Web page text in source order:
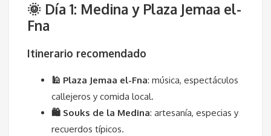
🌞 Día 1: Medina y Plaza Jemaa el-
Fna
Itinerario recomendado
🕌 Plaza Jemaa el-Fna: música, espectáculos
callejeros y comida local.
🛍 Souks de la Medina: artesanía, especias y
recuerdos típicos.